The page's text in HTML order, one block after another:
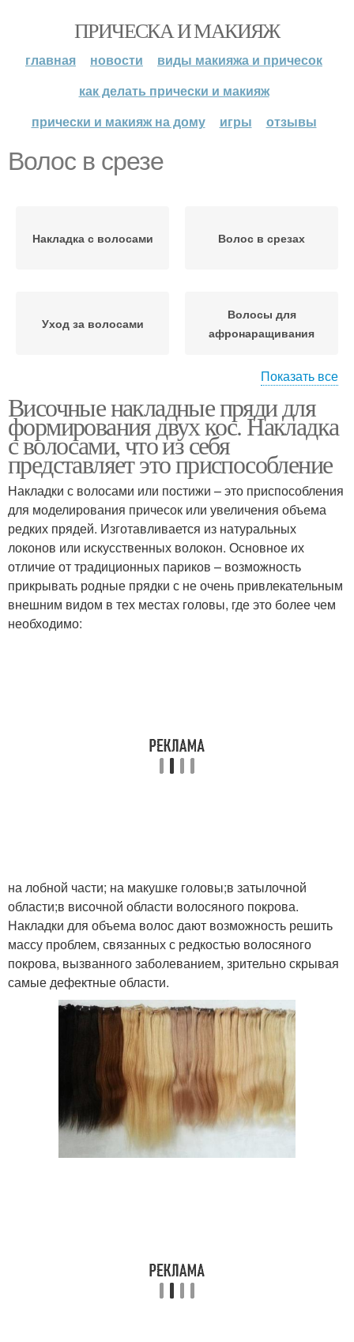
ПРИЧЕСКА И МАКИЯЖ
главная новости
виды макияжа и причесок
как делать прически и макияж
прически и макияж на дому
игры отзывы
Волос в срезе
Накладка с волосами Волос в срезах
Уход за волосами
Волосы для
афронаращивания
Волосы на заколках
Показать все
Височные накладные пряди для
формирования двух кос. Накладка
с волосами, что из себя
представляет это приспособление
Накладки с волосами или постижи – это приспособления
для моделирования причесок или увеличения объема
редких прядей. Изготавливается из натуральных
локонов или искусственных волокон. Основное их
отличие от традиционных париков – возможность
прикрывать родные прядки с не очень привлекательным
внешним видом в тех местах головы, где это более чем
необходимо:
на лобной части; на макушке головы;в затылочной
области;в височной области волосяного покрова.
Накладки для объема волос дают возможность решить
массу проблем, связанных с редкостью волосяного
покрова, вызванного заболеванием, зрительно скрывая
самые дефектные области.